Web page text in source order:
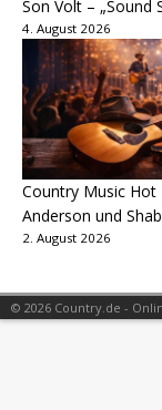
Son Volt – „Sound
4. August 2026
Country Music Hot
Anderson und
2. August 2026
© 2026 Country.de -